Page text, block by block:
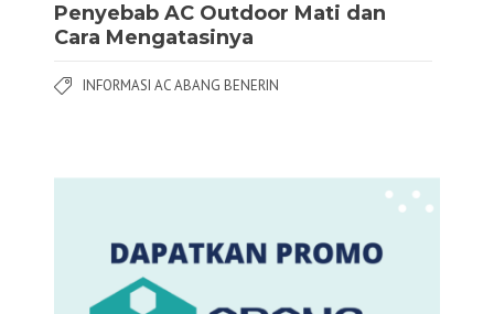
Penyebab AC Outdoor Mati dan
Cara Mengatasinya
INFORMASI AC ABANG BENERIN